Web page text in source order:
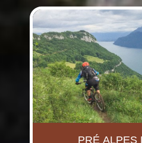
PRÉ ALPES